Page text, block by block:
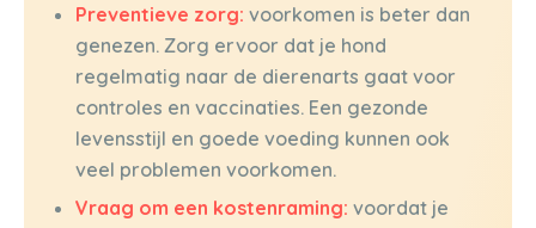
Preventieve zorg: voorkomen is beter dan
genezen. Zorg ervoor dat je hond
regelmatig naar de dierenarts gaat voor
controles en vaccinaties. Een gezonde
levensstijl en goede voeding kunnen ook
veel problemen voorkomen.
Vraag om een kostenraming: voordat je